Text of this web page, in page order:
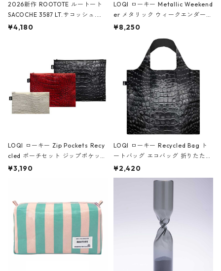
2026新作 ROOTOTE ルートート
SACOCHE 3587 LT.サコッシュ.ル
ミエ-B ショルダーバッグ グロスピ
¥4,180
LOQI ローキー Metallic Weekend
er メタリック ウィークエンダー
ボストンバッグ ショルダーバッグ
Black ジャン=ミッシェル・バスキ
ア/クラウン ブラック
¥8,250
LOQI ローキー Zip Pockets Recy
cled ポーチセット ジップポケット
ファスナーポーチ 撥水加工 トラベ
ーガンディー、オフホワイト
¥3,190
LOQI ローキー Recycled Bag ト
ートバッグ エコバッグ 折りたたみ
大きめ 撥水加工 収納ポーチ CRO
CODILE/Black クロコダイル/ブラ
¥2,420